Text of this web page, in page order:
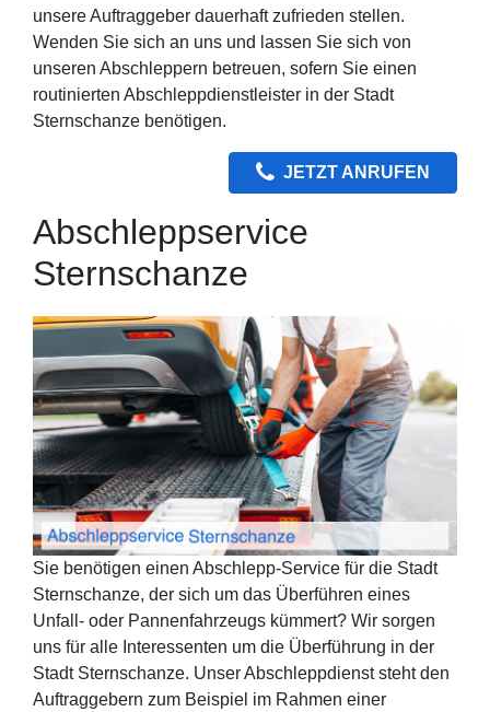
unsere Auftraggeber dauerhaft zufrieden stellen.
Wenden Sie sich an uns und lassen Sie sich von
unseren Abschleppern betreuen, sofern Sie einen
routinierten Abschleppdienstleister in der Stadt
Sternschanze benötigen.
JETZT ANRUFEN
Abschleppservice
Sternschanze
Sie benötigen einen Abschlepp-Service für die Stadt
Sternschanze, der sich um das Überführen eines
Unfall- oder Pannenfahrzeugs kümmert? Wir sorgen
uns für alle Interessenten um die Überführung in der
Stadt Sternschanze. Unser Abschleppdienst steht den
Auftraggebern zum Beispiel im Rahmen einer